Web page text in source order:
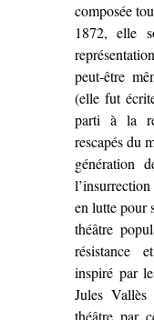
composée
1872, elle
peut-être
(elle fut
parti à la
rescapés du
génération
en lutte pour
théâtre
résistance
inspiré par
Jules